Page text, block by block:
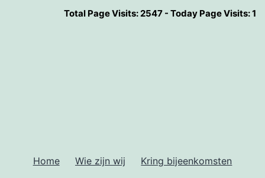
Total Page Visits: 2547 - Today Page Visits: 1
Home Wie zijn wij Kring bijeenkomsten